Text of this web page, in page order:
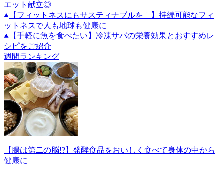
エット献立◎
【フィットネスにもサスティナブルを！】持続可能なフィ
ットネスで人も地球も健康に
【手軽に魚を食べたい】冷凍サバの栄養効果とおすすめレ
シピをご紹介
週間ランキング
【腸は第二の脳!?】発酵食品をおいしく食べて身体の中から
健康に